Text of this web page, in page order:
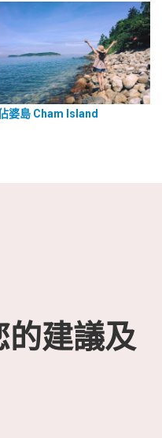
婆島 Cham Island
的建議及